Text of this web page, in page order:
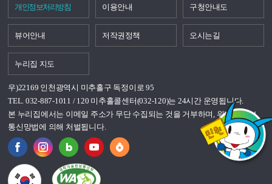
개인정보처리방침 이용안내 구청안내도
뷰어안내 저작권정책 오시는길
누리집 지도
우)22169 인천광역시 미추홀구 독정이로 95
TEL. 032-887-1011 / 120 미추홀콜센터(032-120)는 24시간 운영됩니다.
본 누리집에서는 이메일 주소가 무단 수집되는 것을 거부하며, 위반시 정보
통신망법에 의해 처벌됩니다.
국가상징이란?